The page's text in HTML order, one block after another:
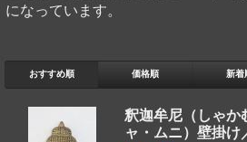
になっています。
おすすめ順 価格順 新着
釈迦牟尼（しゃか
ャ・ムニ）壁掛け